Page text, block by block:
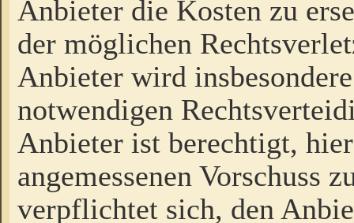
Anbieter die Kosten zu
der möglichen
Anbieter wird
notwendigen
Anbieter ist berechtigt,
angemessenen Vorschuss
verpflichtet sich, den